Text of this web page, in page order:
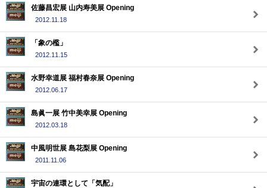
佐藤昌宏展 山内寿美展 Opening
2012.11.18
「象の檻」
2012.11.15
水野幸道展 福村春奈展 Opening
2012.06.17
島眞一展 竹中美幸展 Opening
2012.03.18
中風明世展 島花梨展 Opening
2011.11.06
宇宙の連環として「気配」